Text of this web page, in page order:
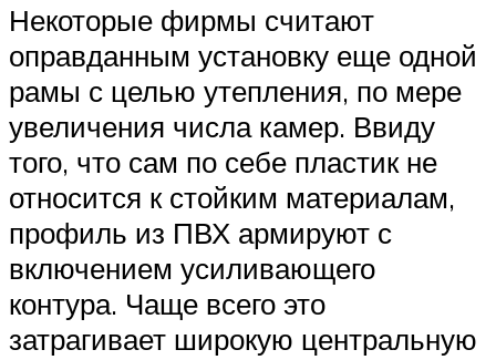
Некоторые фирмы считают
оправданным установку еще одной
рамы с целью утепления, по мере
увеличения числа камер. Ввиду
того, что сам по себе пластик не
относится к стойким материалам,
профиль из ПВХ армируют с
включением усиливающего
контура. Чаще всего это
затрагивает широкую центральную